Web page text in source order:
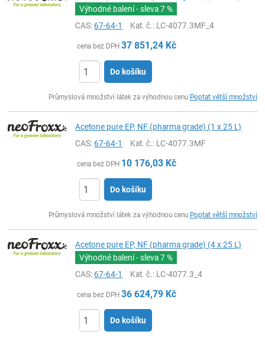
Výhodné balení - sleva7 %
CAS:67-64-1 Kat. č.: LC-4077.3MF_4
cena bez DPH 37 851,24 Kč
Do košíku
Průmyslová množství látek za výhodnou cenu Poptat větší množství
Acetone pure EP, NF (pharma grade) (1 x 25 L)
CAS:67-64-1 Kat. č.: LC-4077.3MF
cena bez DPH 10 176,03 Kč
Do košíku
Průmyslová množství látek za výhodnou cenu Poptat větší množství
Acetone pure EP, NF (pharma grade) (4 x 25 L)
Výhodné balení - sleva7 %
CAS:67-64-1 Kat. č.: LC-4077.3_4
cena bez DPH 36 624,79 Kč
Do košíku